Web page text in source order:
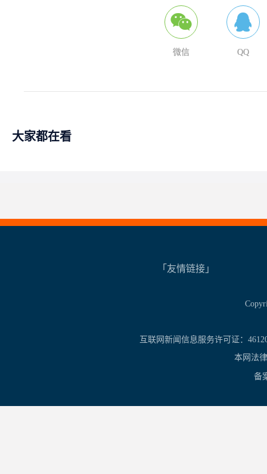
微信 QQ
大家都在看
「友情链接」
互联网新闻信息服务许可证：
本网法
备